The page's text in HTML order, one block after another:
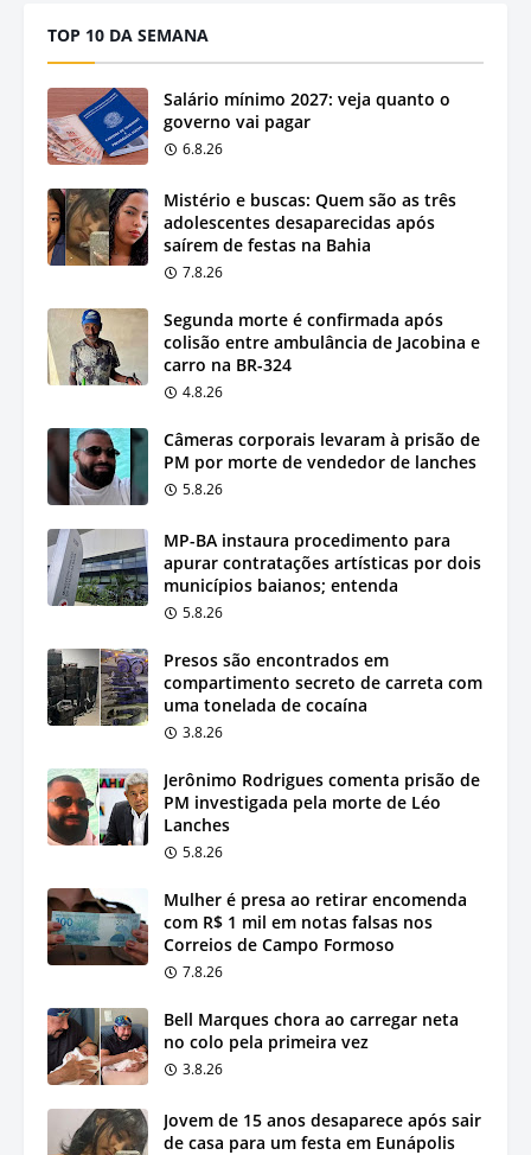
TOP 10 DA SEMANA
Salário mínimo 2027: veja quanto o
governo vai pagar
6.8.26
Mistério e buscas: Quem são as três
adolescentes desaparecidas após
saírem de festas na Bahia
7.8.26
Segunda morte é confirmada após
colisão entre ambulância de Jacobina e
carro na BR-324
4.8.26
Câmeras corporais levaram à prisão de
PM por morte de vendedor de lanches
5.8.26
MP-BA instaura procedimento para
apurar contratações artísticas por dois
municípios baianos; entenda
5.8.26
Presos são encontrados em
compartimento secreto de carreta com
uma tonelada de cocaína
3.8.26
Jerônimo Rodrigues comenta prisão de
PM investigada pela morte de Léo
Lanches
5.8.26
Mulher é presa ao retirar encomenda
com R$ 1 mil em notas falsas nos
Correios de Campo Formoso
7.8.26
Bell Marques chora ao carregar neta
no colo pela primeira vez
3.8.26
Jovem de 15 anos desaparece após sair
de casa para um festa em Eunápolis